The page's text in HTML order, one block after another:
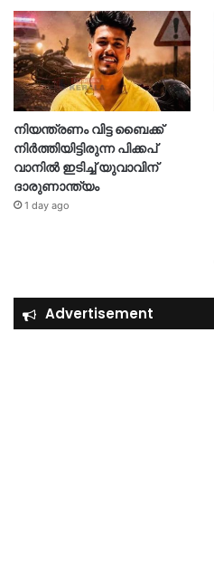
നിയന്ത്രണം വിട്ട ബൈക്ക്
നിർത്തിയിട്ടിരുന്ന പിക്കപ്
വാനിൽ ഇടിച്ച് യുവാവിന്
ദാരുണാന്ത്യം
1 day ago
Advertisement